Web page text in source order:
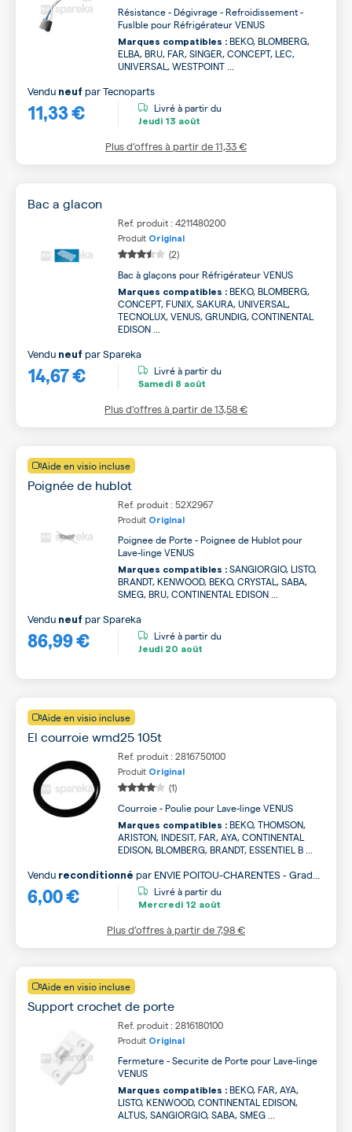
Résistance - Dégivrage - Refroidissement -
Fuslble pour Réfrigérateur VENUS
Marques compatibles : BEKO, BLOMBERG,
ELBA, BRU, FAR, SINGER, CONCEPT, LEC,
UNIVERSAL, WESTPOINT ...
11,33 €
Vendu neuf parTecnoparts
Livré à partir du
Jeudi 13 août
Plus d’offres à partir de11,33 €
Bac a glacon
Ref. produit : 4211480200
Produit Original
(2)
Bac à glaçons pour Réfrigérateur VENUS
Marques compatibles : BEKO, BLOMBERG,
CONCEPT, FUNIX, SAKURA, UNIVERSAL,
TECNOLUX, VENUS, GRUNDIG, CONTINENTAL
EDISON ...
14,67 €
Vendu neuf parSpareka
Livré à partir du
Samedi 8 août
Plus d’offres à partir de13,58 €
Aide en visio incluse
Poignée de hublot
Ref. produit : 52X2967
Produit Original
Poignee de Porte - Poignee de Hublot pour
Lave-linge VENUS
Marques compatibles : SANGIORGIO, LISTO,
BRANDT, KENWOOD, BEKO, CRYSTAL, SABA,
SMEG, BRU, CONTINENTAL EDISON ...
86,99 €
Vendu neuf parSpareka
Livré à partir du
Jeudi 20 août
Aide en visio incluse
El courroie wmd25 105t
Ref. produit : 2816750100
Produit Original
(1)
Courroie - Poulie pour Lave-linge VENUS
Marques compatibles : BEKO, THOMSON,
ARISTON, INDESIT, FAR, AYA, CONTINENTAL
EDISON, BLOMBERG, BRANDT, ESSENTIEL B ...
6,00 €
Vendu reconditionné par ENVIE POITOU-CHARENTES - Grade
B
Livré à partir du
Mercredi 12 août
Plus d’offres à partir de7,98 €
Aide en visio incluse
Support crochet de porte
Ref. produit : 2816180100
Produit Original
Fermeture - Securite de Porte pour Lave-linge
VENUS
Marques compatibles : BEKO, FAR, AYA,
LISTO, KENWOOD, CONTINENTAL EDISON,
ALTUS, SANGIORGIO, SABA, SMEG ...